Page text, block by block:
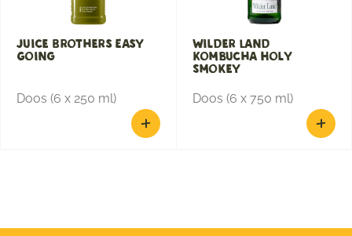
Juice Brothers Easy
Going
Doos (6 x 250 ml)
Wilder Land
Kombucha Holy
Smokey
Doos (6 x 750 ml)